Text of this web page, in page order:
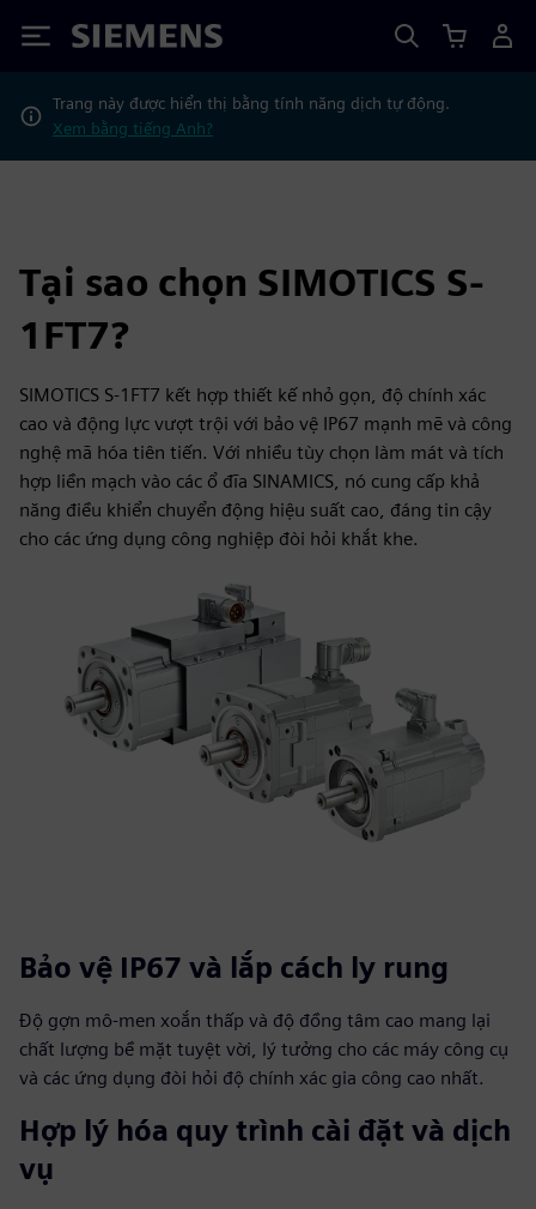
Siemens
Trang này được hiển thị bằng tính năng dịch tự động.
Xem bằng tiếng Anh?
Tại sao chọn SIMOTICS S-
1FT7?
SIMOTICS S-1FT7 kết hợp thiết kế nhỏ gọn, độ chính xác
cao và động lực vượt trội với bảo vệ IP67 mạnh mẽ và công
nghệ mã hóa tiên tiến. Với nhiều tùy chọn làm mát và tích
hợp liền mạch vào các ổ đĩa SINAMICS, nó cung cấp khả
năng điều khiển chuyển động hiệu suất cao, đáng tin cậy
cho các ứng dụng công nghiệp đòi hỏi khắt khe.
Bảo vệ IP67 và lắp cách ly rung
Độ gợn mô-men xoắn thấp và độ đồng tâm cao mang lại
chất lượng bề mặt tuyệt vời, lý tưởng cho các máy công cụ
và các ứng dụng đòi hỏi độ chính xác gia công cao nhất.
Hợp lý hóa quy trình cài đặt và dịch
vụ